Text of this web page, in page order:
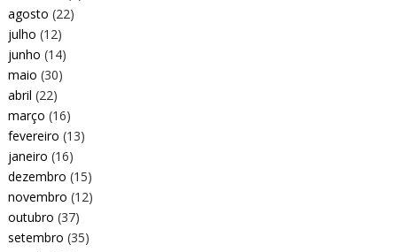
agosto (22)
julho (12)
junho (14)
maio (30)
abril (22)
março (16)
fevereiro (13)
janeiro (16)
dezembro (15)
novembro (12)
outubro (37)
setembro (35)